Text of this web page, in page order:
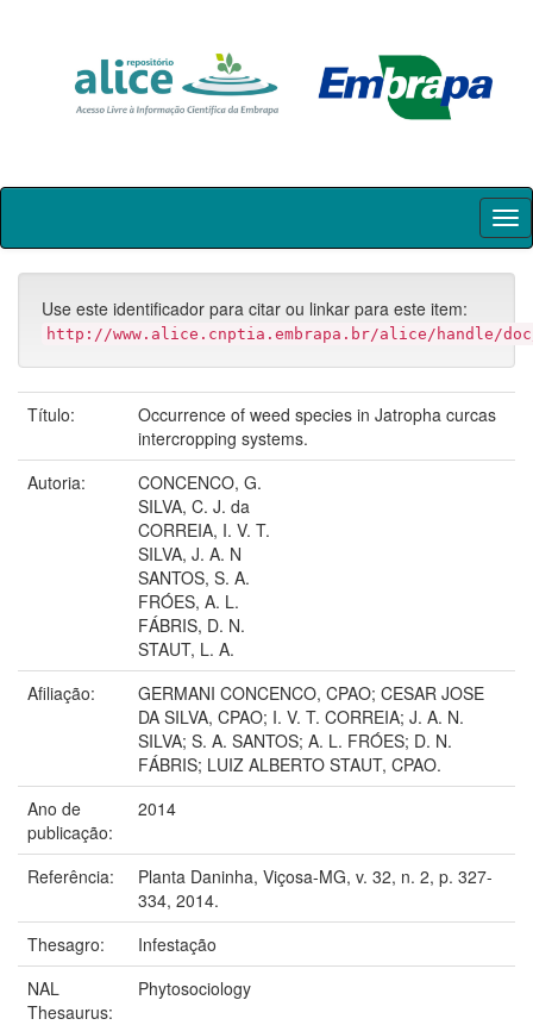
Skip
Use este identificador para citar ou linkar para este item:
http://www.alice.cnptia.embrapa.br/alice/handle/doc/
Título:
Occurrence of weed species in Jatropha curcas
intercropping systems.
Autoria:
CONCENCO, G.
SILVA, C. J. da
CORREIA, I. V. T.
SILVA, J. A. N
SANTOS, S. A.
FRÓES, A. L.
FÁBRIS, D. N.
STAUT, L. A.
Afiliação:
GERMANI CONCENCO, CPAO; CESAR JOSE
DA SILVA, CPAO; I. V. T. CORREIA; J. A. N.
SILVA; S. A. SANTOS; A. L. FRÓES; D. N.
FÁBRIS; LUIZ ALBERTO STAUT, CPAO.
Ano de
publicação:
2014
Referência:
Planta Daninha, Viçosa-MG, v. 32, n. 2, p. 327-
334, 2014.
Thesagro:
Infestação
NAL
Thesaurus:
Phytosociology